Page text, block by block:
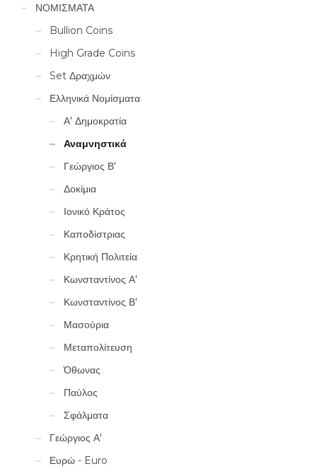
ΝΟΜΙΣΜΑΤΑ
Bullion Coins
High Grade Coins
Set Δραχμών
Ελληνικά Νομίσματα
Α' Δημοκρατία
Αναμνηστικά
Γεώργιος Β'
Δοκίμια
Ιονικό Κράτος
Καποδίστριας
Κρητική Πολιτεία
Κωνσταντίνος Α'
Κωνσταντίνος Β'
Μασούρια
Μεταπολίτευση
Όθωνας
Παύλος
Σφάλματα
Γεώργιος Α'
Ευρώ - Euro